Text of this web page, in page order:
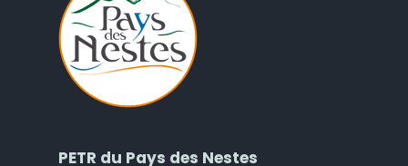
PETR du Pays des Nestes